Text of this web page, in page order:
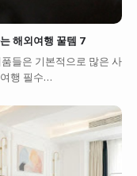
해외여행 꿀템 7
들은 기본적으로 많은 사
행 필수…